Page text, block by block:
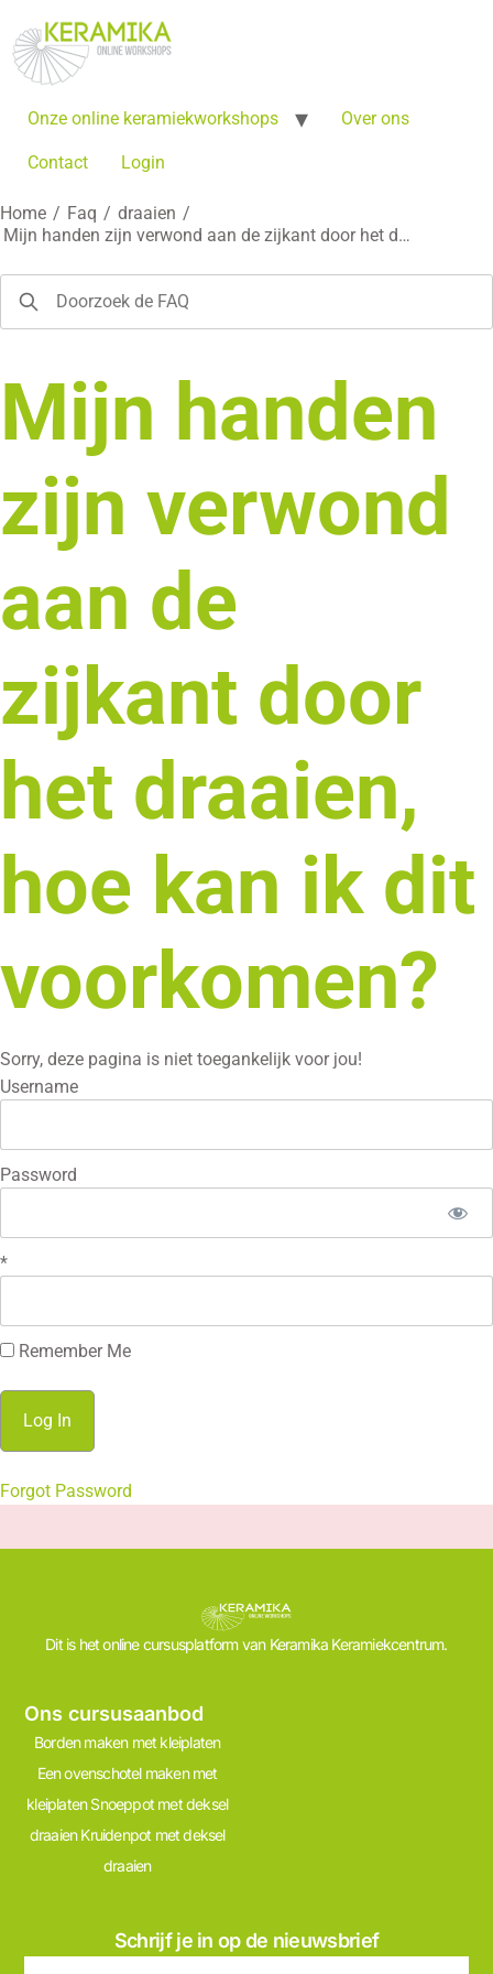
Onze online keramiekworkshops Over ons
Contact Login
Home / Faq / draaien /
Mijn handen zijn verwond aan de zijkant door het d…
Mijn handen
zijn verwond
aan de
zijkant door
het draaien,
hoe kan ik dit
voorkomen?
Sorry, deze pagina is niet toegankelijk voor jou!
Username
Password
*
Remember Me
Forgot Password
Dit is het online cursusplatform van Keramika Keramiekcentrum.
Ons cursusaanbod
Borden maken met kleiplaten
Een ovenschotel maken met
kleiplaten Snoeppot met deksel
draaien Kruidenpot met deksel
draaien
Schrijf je in op de nieuwsbrief